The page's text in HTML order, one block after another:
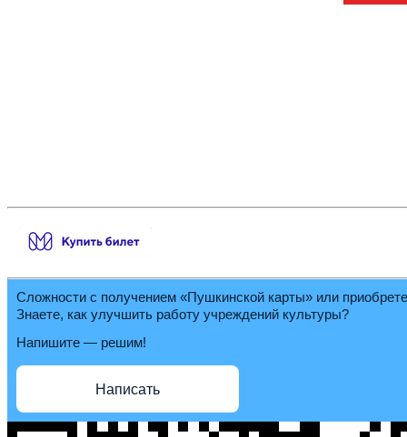
Сложности с получением «Пушкинской карты» или
Знаете, как улучшить работу учреждений культуры?
Напишите — решим!
Написать